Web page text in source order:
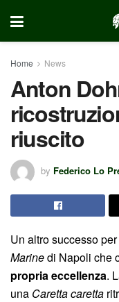
Home News
Anton
riuscito
by Federico Lo
​Un altro successo
Marinedi Napoli che
propria eccellenza.
una Caretta caretta